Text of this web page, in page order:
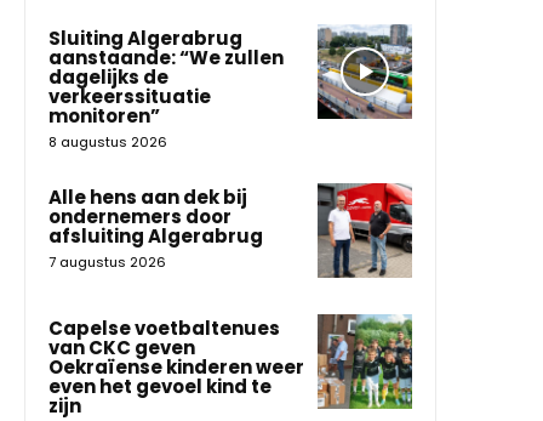
Sluiting Algerabrug
aanstaande: “We zullen
dagelijks de
verkeerssituatie
monitoren”
8 augustus 2026
Alle hens aan dek bij
ondernemers door
afsluiting Algerabrug
7 augustus 2026
Capelse voetbaltenues
van CKC geven
Oekraïense kinderen weer
even het gevoel kind te
zijn